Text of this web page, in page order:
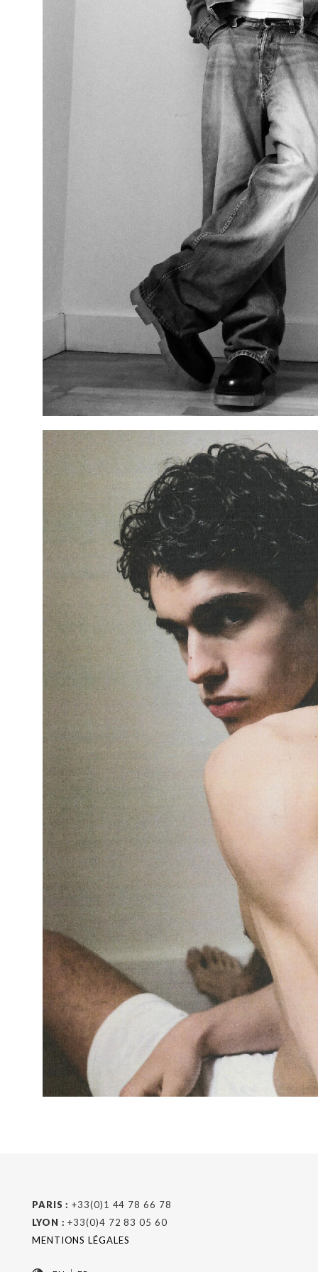
PARIS : +33(0)1 44 78 66 78
LYON : +33(0)4 72 83 05 60
MENTIONS LÉGALES